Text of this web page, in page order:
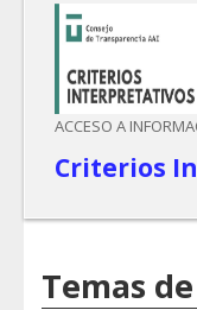
ACCESO A
Criterios
Temas